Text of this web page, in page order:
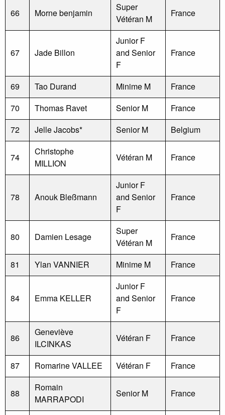
66 Morne benjamin
Super
Vétéran M
France
67 Jade Billon
Junior F
and Senior
F
France
69 Tao Durand Minime M
France
70
Thomas Ravet Senior M
France
72
Jelle Jacobs* Senior M Belgium
74
Christophe
MILLION
Vétéran M France
78 Anouk Bleßmann
Junior F
and Senior
F
France
80 Damien Lesage
Super
Vétéran M
France
81 Ylan VANNIER Minime M France
84 Emma KELLER
Junior F
and Senior
F
France
86
Geneviève
ILCINKAS
Vétéran F France
87 Romarine VALLEE Vétéran F France
88
Romain
MARRAPODI
Senior M France